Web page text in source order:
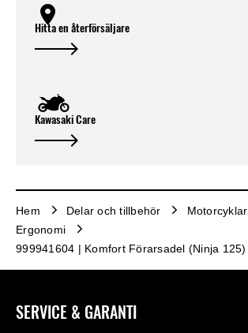
Hitta en återförsäljare
Kawasaki Care
Hem Delar och tillbehör
Motorcyklar
Ergonomi
999941604 | Komfort Förarsadel (Ninja 125)
SERVICE & GARANTI